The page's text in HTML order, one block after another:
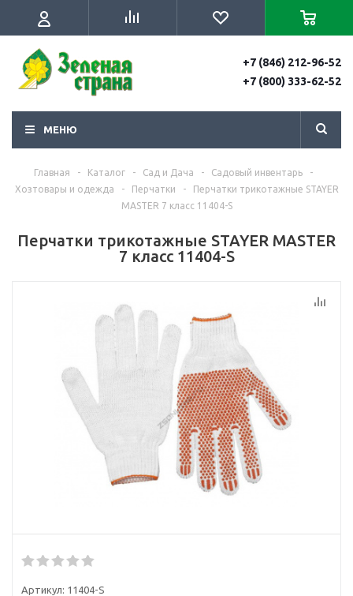
+7 (846) 212-96-52
+7 (800) 333-62-52
МЕНЮ
Главная - Каталог - Сад и Дача - Садовый инвентарь
-
Хозтовары и одежда
- Перчатки -
Перчатки трикотажные STAYER
MASTER 7 класс 11404-S
Перчатки трикотажные STAYER MASTER
7 класс 11404-S
Артикул: 11404-S